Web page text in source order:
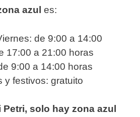
azul es:
de 9:00 a 14:00
17:00 a 21:00 horas
9:00 a 14:00 horas
y festivos: gratuito
solo hay zona azul